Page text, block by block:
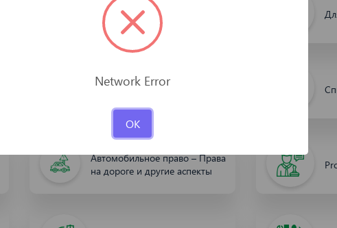
Бесплатная юридическая
помощь
Юридический словарь
Автомобильное право – Права
на дороге и другие аспекты